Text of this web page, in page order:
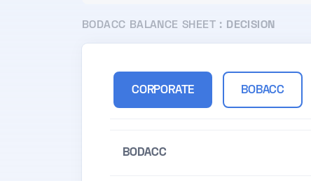
BODACC BALANCE SHEET : DECISION
CORPORATE BOBACC
BODACC